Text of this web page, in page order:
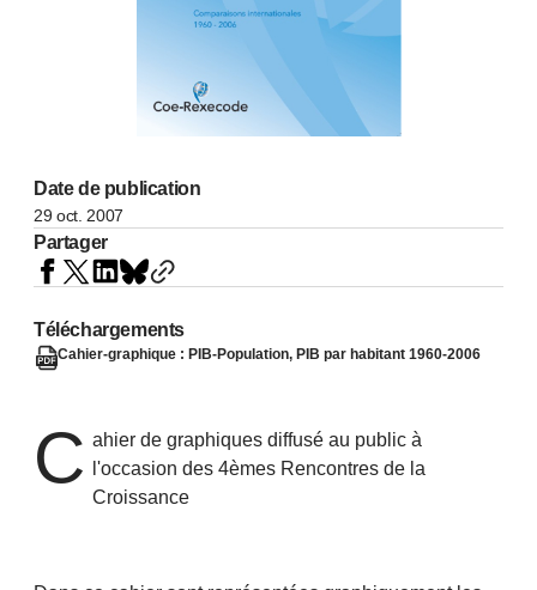
Date de publication
29 oct. 2007
Partager
C ahier de graphiques diffusé au public à
l'occasion des 4èmes Rencontres de la
Croissance
Téléchargements
Cahier-graphique : PIB-Population, PIB par habitant 1960-2006